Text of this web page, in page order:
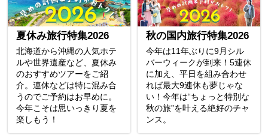
夏休み旅行特集2026
北海道から沖縄の人気ホテ
ルや世界遺産など、夏休み
のおすすめツアーをご紹
介。連休などは特に混み合
うのでご予約はお早めに。
今年こそは思いっきり夏を
楽しもう！
秋の国内旅行特集2026
今年は11年ぶりに9月シル
バーウィークが到来！5連休
に加え、平日を組み合わせ
れば最大9連休も夢じゃな
い！今年は“ちょっと特別な
秋の旅”を叶える絶好のチャ
ンス。